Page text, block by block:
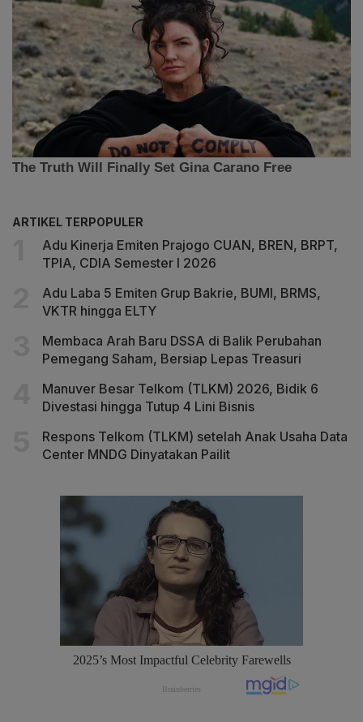
ARTIKEL TERPOPULER
Adu Kinerja Emiten Prajogo CUAN, BREN, BRPT,
TPIA, CDIA Semester I 2026
Adu Laba 5 Emiten Grup Bakrie, BUMI, BRMS,
VKTR hingga ELTY
Membaca Arah Baru DSSA di Balik Perubahan
Pemegang Saham, Bersiap Lepas Treasuri
Manuver Besar Telkom (TLKM) 2026, Bidik 6
Divestasi hingga Tutup 4 Lini Bisnis
Respons Telkom (TLKM) setelah Anak Usaha Data
Center MNDG Dinyatakan Pailit